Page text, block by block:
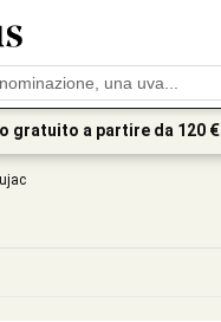
gratuito a partire da 120 €